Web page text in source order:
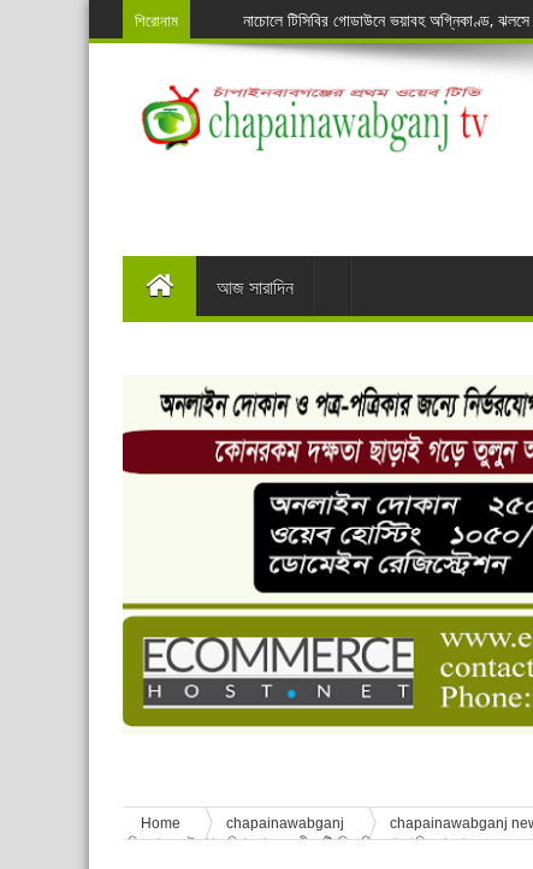
শিরোনাম
নাচোলে টিসিবির গোডাউনে ভয়াবহ অগ্নিকাণ্ড,
চাঁপাইনবাবগঞ্জ জেলা হাসপাতালে চালু হলো
চাঁপাইনবাবগঞ্জে শেষ হয়েছে লালন স্মরনোৎসব ও সাধুসঙ্গ
নাচোলে ৫৪তম জাতীয় সমবায় দিবস পালিত
কানসাটে চাঙ্গা আমের বাজার,মোড় ঘুরেছে আম চাষী ও
ঝিলিম ইউনিয়নের বাজেট ঘোষনা
শিবগঞ্জ উপজেলায় ফের চেয়ারম্যান সৈয়দ নজরুল
নাচোলে কাদের, গোমস্তাপুরে আশরাফ ও ভোলাহাটে
চাঁপাইনবাবগঞ্জে শেষ হয়েছে ৫ দিনের স্কাউট ইউনিট
বাংলাদেশ স্কাউটস দিবস পালন
পানি সংকট, কলস নিয়ে বিক্ষোভ
ঈদের শুভেচ্ছা জানিয়েছেন সাবেক ছাত্রলীগ নেতা
শিশু সুরক্ষা বিষয়ে চাঁপাইনবাবগঞ্জে দুই দিনব্যাপী
মানুষের জীবন
আজ সারাদিন
Home chapainawabganj chapainawabganj
বিস্ফোরনে দুইচোথ ক্ষতিগ্রস্থ : মহরমীর দৃষ্টিশক্তি ফিরে পাওয়া নিয়ে শঙ্কা